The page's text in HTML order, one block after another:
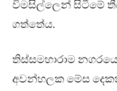
විමසිල්ලෙන් සිටීමේ
ගත්තේය.
තිස්සමහාරාම
අවන්හලක මේස